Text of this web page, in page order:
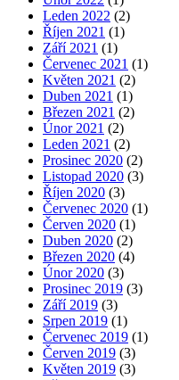
Leden 2022 (2)
Říjen 2021 (1)
Září 2021 (1)
Červenec 2021 (1)
Květen 2021 (2)
Duben 2021 (1)
Březen 2021 (2)
Únor 2021 (2)
Leden 2021 (2)
Prosinec 2020 (2)
Listopad 2020 (3)
Říjen 2020 (3)
Červenec 2020 (1)
Červen 2020 (1)
Duben 2020 (2)
Březen 2020 (4)
Únor 2020 (3)
Prosinec 2019 (3)
Září 2019 (3)
Srpen 2019 (1)
Červenec 2019 (1)
Červen 2019 (3)
Květen 2019 (3)